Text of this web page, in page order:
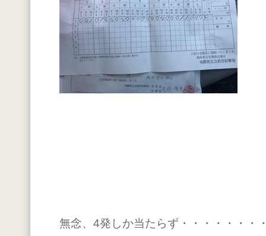
無念、4発しか当たらず・・・・・・・